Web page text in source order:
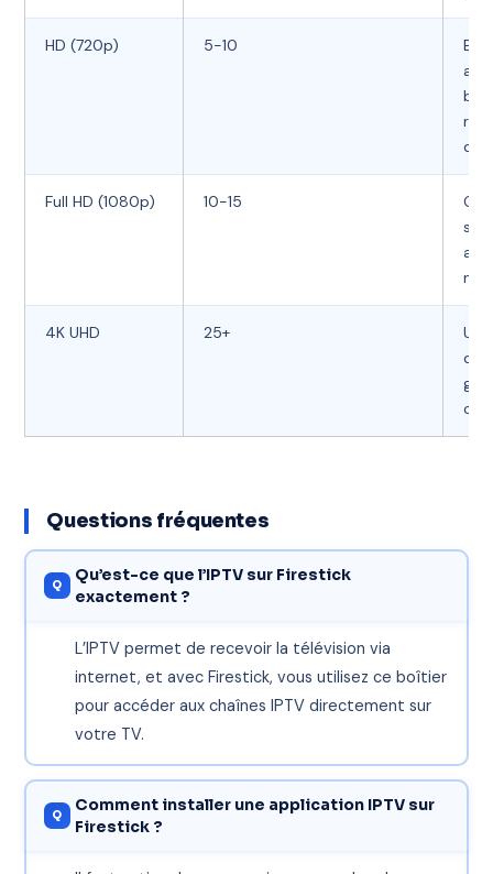
HD (720p) 5-10
Full HD (1080p) 10-15
4K UHD 25+
Questions fréquentes
Qu’est-ce que l’IPTV sur Firestick
exactement ?
L’IPTV permet de recevoir la télévision via
internet, et avec Firestick, vous utilisez ce boîtier
pour accéder aux chaînes IPTV directement sur
votre TV.
Comment installer une application IPTV sur
Firestick ?